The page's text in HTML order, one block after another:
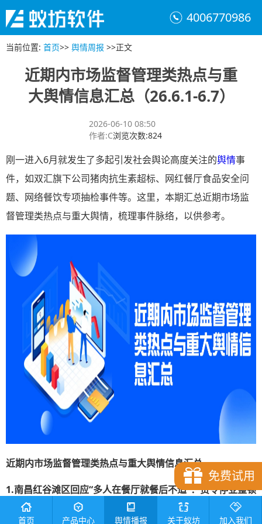
4006770986
当前位置: 首页>> 舆情周报 >>正文
近期内市场监督管理类热点与重
大舆情信息汇总（26.6.1-6.7）
2026-06-10 08:50
作者:C浏览次数:824
刚一进入6月就发生了多起引发社会舆论高度关注的舆情事
件，如双汇旗下公司猪肉抗生素超标、网红餐厅食品安全问
题、网络餐饮专项抽检事件等。这里，本期汇总近期市场监
督管理类热点与重大舆情，梳理事件脉络，以供参考。
近期内市场监督管理类热点与重大舆情信息汇总
1.南昌红谷滩区回应“多人在餐厅就餐后不适”：责令停业整顿
并立案调查
免费试用
首页 产品中心 舆情播报 关于蚁坊 加入我们